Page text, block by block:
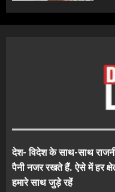
देश- विदेश के साथ-साथ
पैनी नजर रखते हैं. ऐसे में हर
हमारे साथ जुड़े रहें